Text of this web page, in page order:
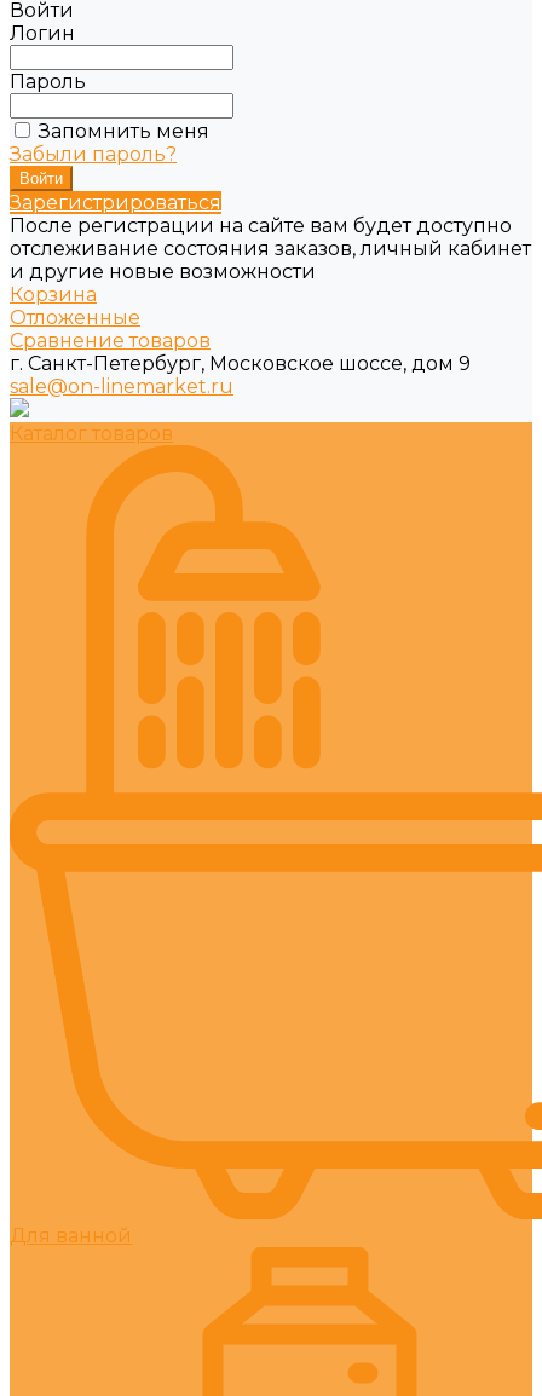
Войти
Логин
Пароль
Запомнить меня
Забыли пароль?
Зарегистрироваться
После регистрации на сайте вам будет доступно
отслеживание состояния заказов, личный кабинет
и другие новые возможности
Корзина
Отложенные
Сравнение товаров
г. Санкт-Петербург, Московское шоссе, дом 9
sale@on-linemarket.ru
Каталог товаров
Для ванной